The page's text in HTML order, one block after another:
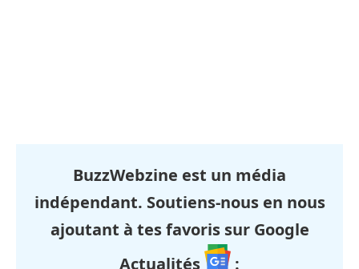
BuzzWebzine est un média
indépendant. Soutiens-nous en nous
ajoutant à tes favoris sur Google
Actualités
: